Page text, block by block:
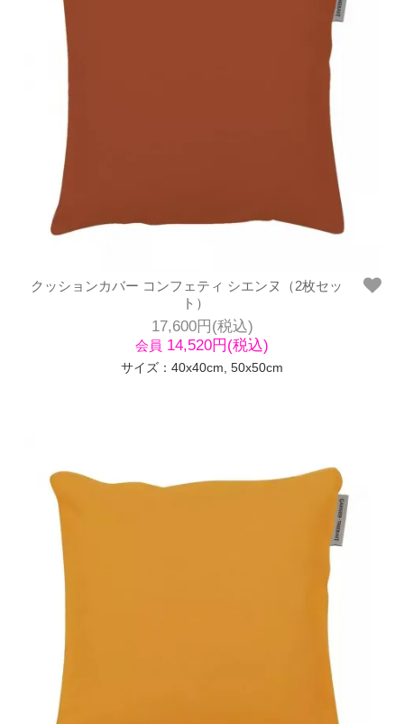
クッションカバー コンフェティ シエンヌ（2枚セッ
ト）
17,600円(税込)
会員 14,520円(税込)
サイズ：40x40cm, 50x50cm